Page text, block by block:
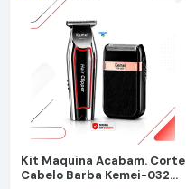
Kit Maquina Acabam. Corte
Cabelo Barba Kemei-032